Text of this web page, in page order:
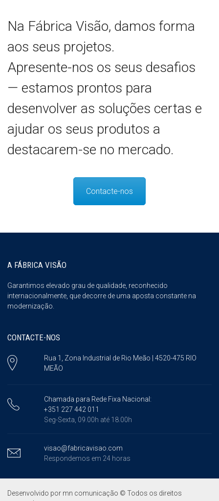
Na Fábrica Visão, damos forma
aos seus projetos.
Apresente-nos os seus desafios
— estamos prontos para
desenvolver as soluções certas e
ajudar os seus produtos a
destacarem-se no mercado.
Contacte-nos
A FÁBRICA VISÃO
Garantimos elevado grau de qualidade, reconhecido
internacionalmente, que decorre de uma aposta constante na
modernização.
CONTACTE-NOS
Rua 1, Zona Industrial de Rio Meão | 4520-475 RIO
MEÃO
Chamada para Rede Fixa Nacional:
+351 227 442 011
Seg-Sexta, 09.00h até 18.00h
visao@fabricavisao.com
Respondemos em 24 horas
Desenvolvido por mn comunicação © Todos os direitos